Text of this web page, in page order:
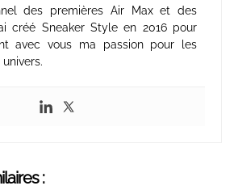
des premières Air Max et des
créé Sneaker Style en 2016 pour
avec vous ma passion pour les
: